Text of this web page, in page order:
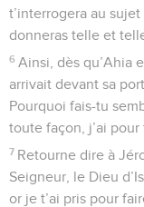
t’interrogera au
donneras telle et
6 Ainsi, dès qu’Ahia
arrivait devant sa
Pourquoi fais-tu
toute façon, j’ai
7 Retourne dire à
Seigneur, le Dieu
or je t’ai pris pour